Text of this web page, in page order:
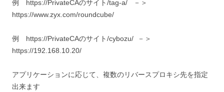
例 https://PrivateCAのサイト/tag-a/ －＞
https://www.zyx.com/roundcube/
例 https://PrivateCAのサイト/cybozu/ －＞
https://192.168.10.20/
アプリケーションに応じて、複数のリバースプロキシ先を指定
出来ます